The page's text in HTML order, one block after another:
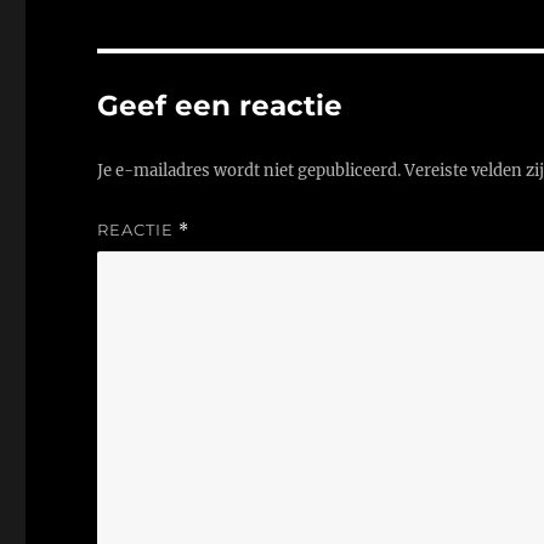
Geef een reactie
Je e-mailadres wordt niet gepubliceerd.Vereiste velden
REACTIE *